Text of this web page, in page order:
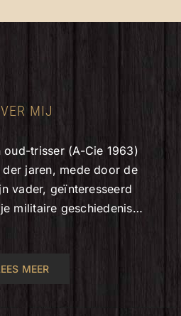
MIJ
oud-trisser (A-Cie 1963)
jaren, mede door de
vader, geïnteresseerd
militaire geschiedenis…
MEER